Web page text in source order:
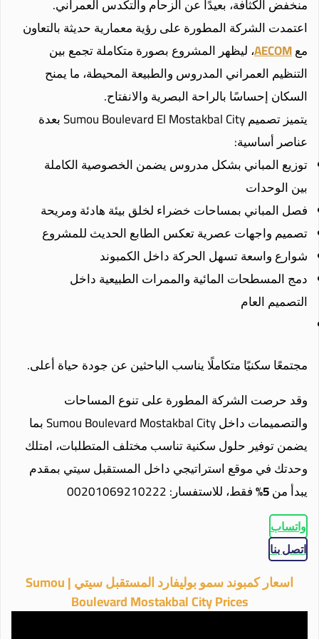
منخفض الكثافة، بعيدًا عن الزحام والتكدس العمراني.
اعتمدت الشركة المطورة على رؤية معمارية حديثة بالتعاون
معAECOM، ليظهر المشروع بصورة متكاملة تجمع بين
التنظيم العمراني المدروس والطبيعة المحيطة، ما يمنح
السكان إحساسًا بالراحة البصرية والانفتاح.
يتميز تصميم Sumou Boulevard El Mostakbal City بعدة
عناصر أساسية:
توزيع المباني بشكل مدروس يضمن الخصوصية الكاملة
بين الوحدات
فصل المباني بمساحات خضراء لخلق بيئة هادئة ومريحة
تصميم واجهات عصرية تعكس الطابع الحديث للمشروع
شوارع واسعة تسهل الحركة داخل الكمبوند
دمج المسطحات المائية والممرات الطبيعية داخل
التصميم العام
مجتمعًا سكنيًا متكاملًا يناسب الباحثين عن جودة حياة أعلى.
وقد حرصت الشركة المطورة على تنوع المساحات
والتصميمات داخل Sumou Boulevard Mostakbal City بما
يضمن توفير حلول سكنية تناسب مختلف المتطلبات، امتلك
وحدتك في موقع استراتيجي داخل المستقبل سيتي بمقدم
يبدأ من
فقط، للاستفسار: 00201069210222
واتساب
اتصل بنا
اسعار كمبوند سمو بوليفارد المستقبل سيتي | Sumou
Boulevard Mostakbal City Prices